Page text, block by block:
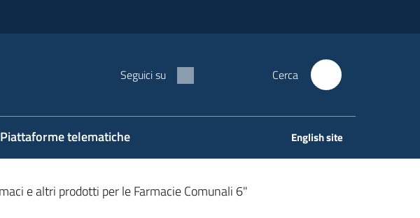
Seguici su Cerca
Piattaforme telematiche English site
e altri prodotti per le Farmacie Comunali 6"